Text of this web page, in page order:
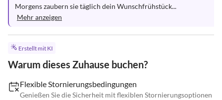
Morgens zaubern sie täglich dein Wunschfrühstück...
Mehr anzeigen
Erstellt mit KI
Warum dieses Zuhause buchen?
Flexible Stornierungsbedingungen
Genießen Sie die Sicherheit mit flexiblen Stornierungsoptionen